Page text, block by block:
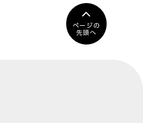
ページの
先頭へ